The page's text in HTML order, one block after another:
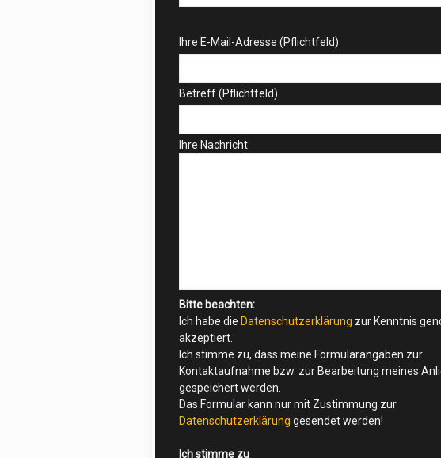
lasse
dieses
leer.
Bitte
lasse
Feld
leer.
Ihre E-Mail-Adresse (Pflichtfeld)
Betreff (Pflichtfeld)
Ihre Nachricht
Bitte beachten:
Ich habe die Datenschutzerklärung zur Kenntnis
akzeptiert.
Ich stimme zu, dass meine Formularangaben zur
Kontaktaufnahme bzw. zur Bearbeitung meines
gespeichert werden.
Das Formular kann nur mit Zustimmung zur
Datenschutzerklärung gesendet werden!
Ich stimme zu